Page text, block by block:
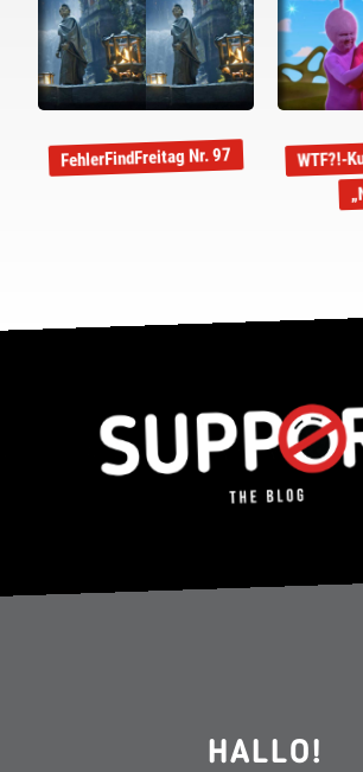
FehlerFindFreitag Nr. 97 WTF?!-
HALLO!